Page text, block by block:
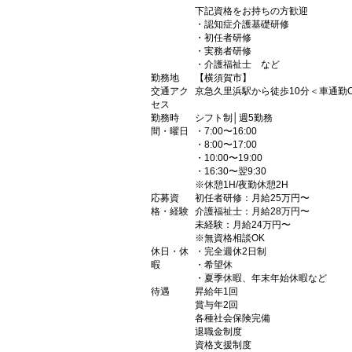
下記資格をお持ちの方歓迎
・認知症介護基礎研修
・初任者研修
・実務者研修
・介護福祉士 など
勤務地
【横須賀市】
交通アク
セス
京急久里浜駅から徒歩10分＜車通勤
勤務時
間・曜日
シフト制│週5勤務
・7:00〜16:00
・8:00〜17:00
・10:00〜19:00
・16:30〜翌9:30
※休憩1H/夜勤休憩2H
応募資
格・経験
初任者研修：月給25万円〜
介護福祉士：月給28万円〜
未経験：月給24万円〜
※無資格相談OK
休日・休
暇
・完全週休2日制
・希望休
・夏季休暇、年末年始休暇など
待遇
昇給年1回
賞与年2回
各種社会保険完備
退職金制度
資格支援制度